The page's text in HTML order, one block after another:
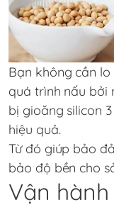
Bạn không cần
quá trình nấu bởi
bị gioăng silicon
hiệu quả.
Từ đó giúp bảo
bảo độ bền cho
Vận